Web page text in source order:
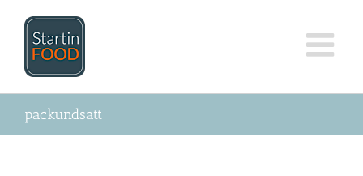
Inhalt
springen
packundsatt